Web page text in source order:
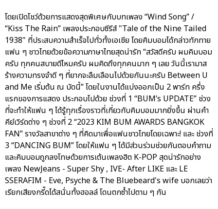
โดยเปิดโชว์ด้วยการแสดงสุดพิเศษกับบทเพลง “Wind Song” /
“Kiss The Rain” เพลงประกอบซีรีส์ "Tale of the Nine Tailed
1938" ที่ประสบความสำเร็จไปทั่วทั้งเอเชีย โดยคิมบอมได้กล่าวทักทาย
แฟน ๆ ชาวไทยด้วยข้อความภาษาไทยสุดน่ารัก “สวัสดีครับ ผมคิมบอม
ครับ ทุกคนสบายดีไหมครับ ผมคิดถึงทุกคนมาก ๆ เลย วันนี้เรามาส
ร้างความทรงจำดี ๆ ที่ยากจะลืมเลือนไปด้วยกันนะครับ Between U
and Me เริ่มต้น ณ บัดนี้” โดยในงานได้แบ่งออกเป็น 2 พาร์ท ครึ่ง
แรกของการแสดง ประกอบไปด้วย ช่วงที่ 1 “BUM’s UPDATE” ช่วง
ที่จะทำให้แฟน ๆ ได้รู้ทุกเรื่องราวที่เกี่ยวกับคิมบอมมากยิ่งขึ้น ผ่านคำ
คีย์เวิร์ดต่าง ๆ ช่วงที่ 2 “2023 KIM BUM AWARDS BANGKOK
FAN” รางวัลสาขาต่าง ๆ ที่คิดมาเพื่อแฟนชาวไทยโดยเฉพาะ! และ ช่วงที่
3 “DANCING BUM” โดยให้แฟน ๆ ได้มีส่วนร่วมช่วยกันตอบคำถาม
และคิมบอมถูกลงโทษด้วยการเต้นเพลงฮิต K-POP สุดน่ารักอย่าง
เพลง NewJeans - Super Shy , IVE- After LIKE และ LE
SSERAFIM - Eve, Psyche & The Bluebeard's wife บอกเลยว่า
เรียกเสียงกรี๊ดได้สนั่นทั้งฮอลล์ โดนตกซ้ำไปตาม ๆ กัน